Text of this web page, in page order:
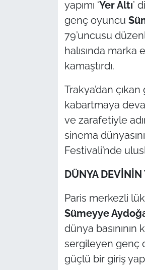
yapımı ‘Yer Altı’
genç oyuncu
79’uncusu
halısında marka
kamaştırdı.
Trakya’dan
kabartmaya
ve zarafetiyle
sinema
Festivali’nde
DÜNYA
Paris merkezli
Sümeyye
dünya basınının
sergileyen genç
güçlü bir giriş
Flaş Haber
İş Dünyası
Canlı Maç